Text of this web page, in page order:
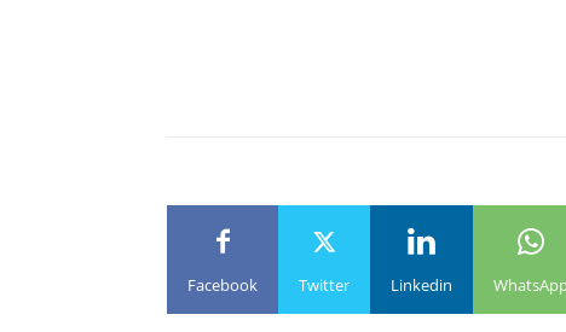
Facebook Twitter Linkedin